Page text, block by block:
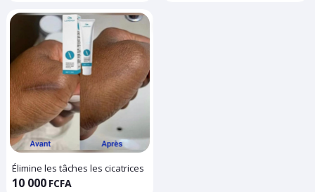
Élimine les tâches les cicatrices
10 000 FCFA